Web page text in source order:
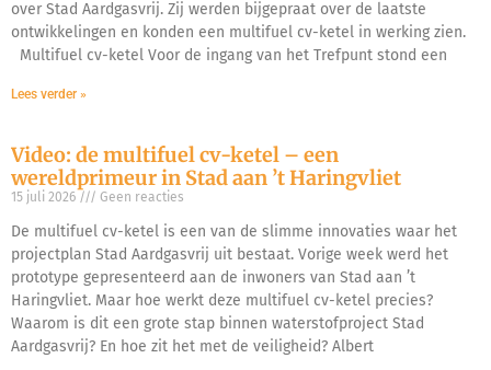
over Stad Aardgasvrij. Zij werden bijgepraat over de laatste
ontwikkelingen en konden een multifuel cv-ketel in werking zien.
Multifuel cv-ketel Voor de ingang van het Trefpunt stond een
Lees verder »
Video: de multifuel cv-ketel – een
wereldprimeur in Stad aan ’t Haringvliet
15 juli 2026 Geen reacties
De multifuel cv-ketel is een van de slimme innovaties waar het
projectplan Stad Aardgasvrij uit bestaat. Vorige week werd het
prototype gepresenteerd aan de inwoners van Stad aan ’t
Haringvliet. Maar hoe werkt deze multifuel cv-ketel precies?
Waarom is dit een grote stap binnen waterstofproject Stad
Aardgasvrij? En hoe zit het met de veiligheid? Albert